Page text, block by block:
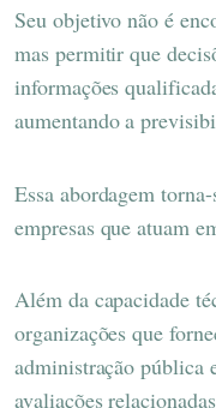
Seu objetivo não é
mas permitir que
informações
aumentando a
Essa abordagem
empresas que atuam
Além da capacidade
organizações que
administração pública
avaliações